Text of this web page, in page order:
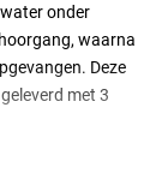
onder
waarna
Deze
met 3